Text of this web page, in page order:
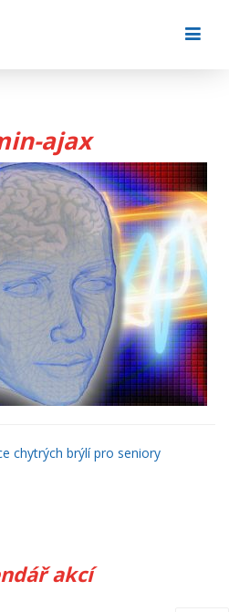
ajax
chytrých brýlí pro seniory
akcí